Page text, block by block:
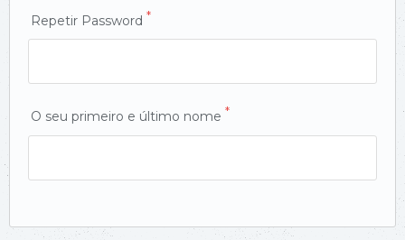
Repetir Password *
O seu primeiro e último nome *